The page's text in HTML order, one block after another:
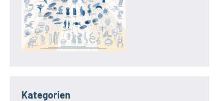
Kategorien